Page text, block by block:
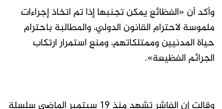
وأكد أن «الفظائع يمكن تجنبها إذا تم اتخاذ إجراءات
ملموسة لاحترام القانون الدولي، والمطالبة باحترام
حياة المدنيين وممتلكاتهم، ومنع استمرار ارتكاب
الجرائم الفظيعة».